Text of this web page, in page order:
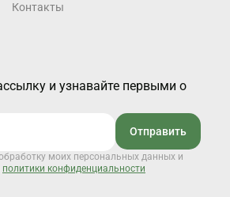
Контакты
и узнавайте первыми о
Отправить
моих персональных данных и
политики конфиденциальности